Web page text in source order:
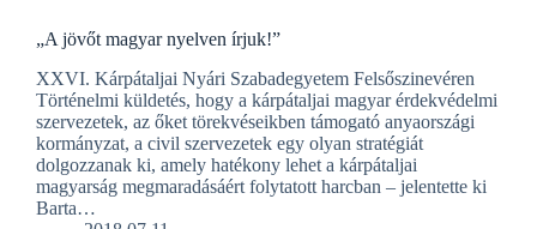
„A jövőt magyar nyelven írjuk!”
XXVI. Kárpátaljai Nyári Szabadegyetem Felsőszinevéren
Történelmi küldetés, hogy a kárpátaljai magyar érdekvédelmi
szervezetek, az őket törekvéseikben támogató anyaországi
kormányzat, a civil szervezetek egy olyan stratégiát
dolgozzanak ki, amely hatékony lehet a kárpátaljai
magyarság megmaradásáért folytatott harcban – jelentette ki
Barta…